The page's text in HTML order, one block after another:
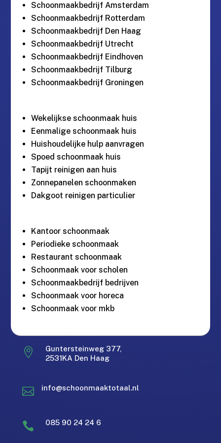
Schoonmaakbedrijf Amsterdam
Schoonmaakbedrijf Rotterdam
Schoonmaakbedrijf Den Haag
Schoonmaakbedrijf Utrecht
Schoonmaakbedrijf Eindhoven
Schoonmaakbedrijf Tilburg
Schoonmaakbedrijf Groningen
Wekelijkse schoonmaak huis
Eenmalige schoonmaak huis
Huishoudelijke hulp aanvragen
Spoed schoonmaak huis
Tapijt reinigen aan huis
Zonnepanelen schoonmaken
Dakgoot reinigen particulier
Kantoor schoonmaak
Periodieke schoonmaak
Restaurant schoonmaak
Schoonmaak voor scholen
Schoonmaakbedrijf bedrijven
Schoonmaak voor horeca
Schoonmaak voor mkb

Guntersteinweg 377,
2531KA Den Haag
 info@schoonmaaktotaal.nl
 085 90 24 24 6
Gratis offerte in 24 uur.
Landelijke dekking.
Bereikbaar via Whatsapp
Gratis offerte in 24 uur